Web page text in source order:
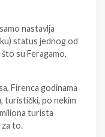
nastavlja
status jednog od
su Feragamo,
Firenca godinama
turistički, po nekim
turista
za to.